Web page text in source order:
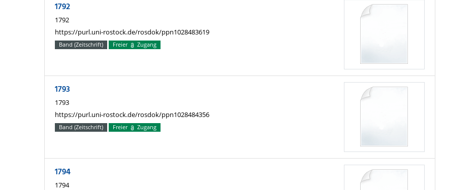
1792
1792
https://purl.uni-rostock.de/rosdok/ppn1028483619
Band (Zeitschrift) Freier Zugang
1793
1793
https://purl.uni-rostock.de/rosdok/ppn1028484356
Band (Zeitschrift) Freier Zugang
1794
1794